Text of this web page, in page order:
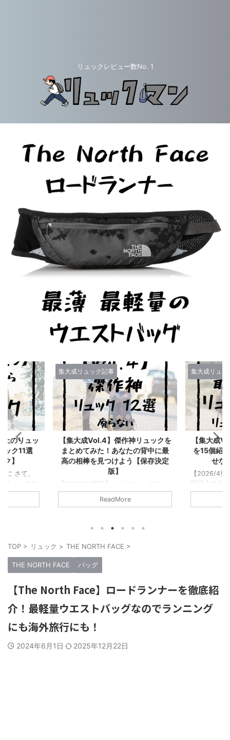
リュックレビュー数No. 1
ュックを
背中に最
保存決定
リュックマ
だと思った
今回紹介
リュックた
トにしてる
。 実際に
集大成リュック記事
【集大成Vol.3】最高傑作リュック
を15個紹介するぞ！買って後悔さ
せない背中の相棒たち
【2026/4更新】 はじめに さて…今
回紹介するのは！！ 5年で400以上
のリュックをレビューしてきた僕が書
くに相応しいタイトルだ！…と大それ
ックはマジで良い、最高傑作だ！みん
リュックを厳選してみた。 僕が今ま
で紹介してきたブランドは合計50以
上。だが少し多いので15のブランドか
ックを紹介する。 つまり…ガチでオ
ReadMore
集大成リュッ
【Vol.2】
最高のリ
最強のバ
【2026/4
この記事で
ュックマン
選考条件 ...
TOP > リュック > THE NORTH FACE >
THE NORTH FACE バッグ
【The North Face】ロードランナーを徹底紹
介！最軽量ウエストバッグなのでランニング
にも海外旅行にも！
2024年6月1日 2025年12月22日